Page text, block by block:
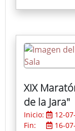
XIX
de la Jara"
Inicio: 12-
Fin:
16-